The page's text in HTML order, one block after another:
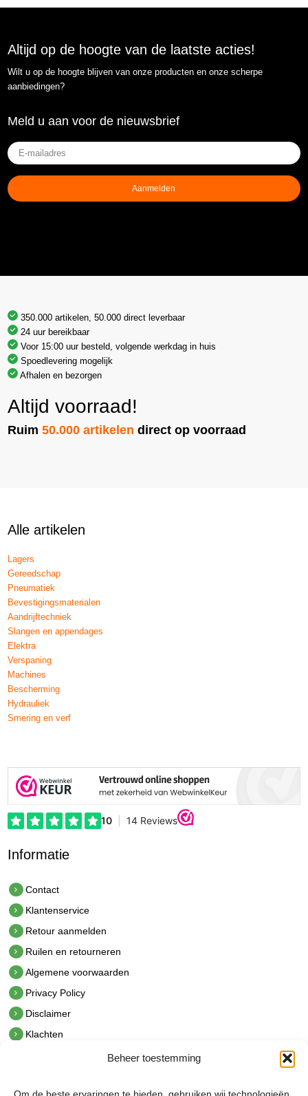
Beheer toestemming
Altijd op de hoogte van de laatste acties!
Wilt u op de hoogte blijven van onze producten en onze scherpe
aanbiedingen?
Meld u aan voor de nieuwsbrief
E-
mailadres(Vereist)
Aanmelden
350.000 artikelen, 50.000 direct leverbaar
24 uur bereikbaar
Voor 15:00 uur besteld, volgende werkdag in huis
Spoedlevering mogelijk
Afhalen en bezorgen
Altijd voorraad!
Ruim50.000 artikelen direct op voorraad
Alle artikelen
Lagers
Gereedschap
Pneumatiek
Bevestigingsmaterialen
Aandrijftechniek
Slangen en appendages
Elektra
Verspaning
Machines
Bescherming
Hydrauliek
Smering en verf
Informatie
Contact
Klantenservice
Retour aanmelden
Ruilen en retourneren
Algemene voorwaarden
Privacy Policy
Disclaimer
Klachten
hetindustriehuis B.V.